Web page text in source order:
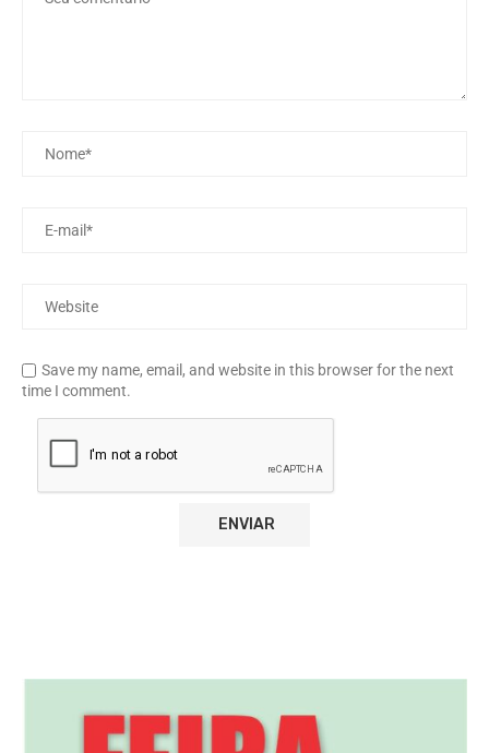
Save my name, email, and website in this browser for the next
time I comment.